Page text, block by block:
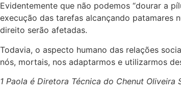
Evidentemente que não podemos “dourar a
execução das tarefas alcançando patamares
direito serão afetadas.
Todavia, o aspecto humano das relações
nós, mortais, nos adaptarmos e utilizarmos
1 Paola é Diretora Técnica do Chenut